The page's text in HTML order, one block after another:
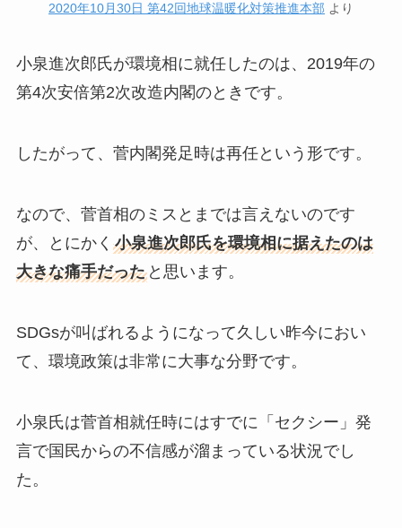
2020年10月30日 第42回地球温暖化対策推進本部 より
小泉進次郎氏が環境相に就任したのは、2019年の
第4次安倍第2次改造内閣のときです。
したがって、菅内閣発足時は再任という形です。
なので、菅首相のミスとまでは言えないのです
が、とにかく 小泉進次郎氏を環境相に据えたのは
大きな痛手だったと思います。
SDGsが叫ばれるようになって久しい昨今におい
て、環境政策は非常に大事な分野です。
小泉氏は菅首相就任時にはすでに「セクシー」発
言で国民からの不信感が溜まっている状況でし
た。